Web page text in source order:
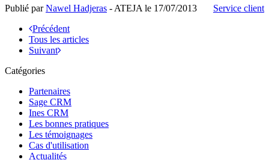
Service client
Publié parNawel Hadjeras - ATEJA le 17/07/2013
Précédent
Tous les articles
Suivant
Catégories
Partenaires
Sage CRM
Ines CRM
Les bonnes pratiques
Les témoignages
Cas d'utilisation
Actualités